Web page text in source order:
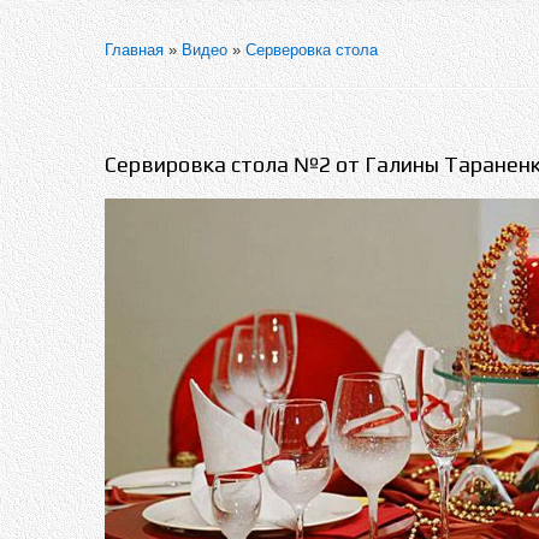
Главная»Видео»Серверовка стола
Сервировка стола №2 от Галины